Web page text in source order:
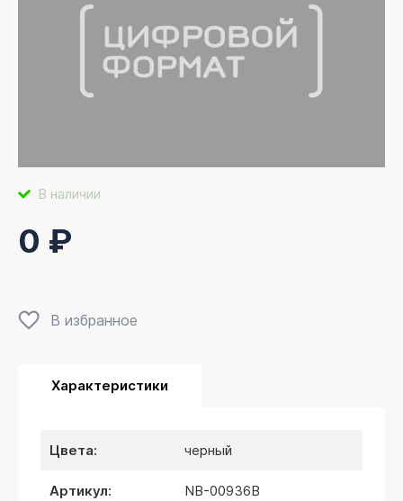
В наличии
0 ₽
В избранное
Характеристики
цвета: черный
артикул: NB-00936B